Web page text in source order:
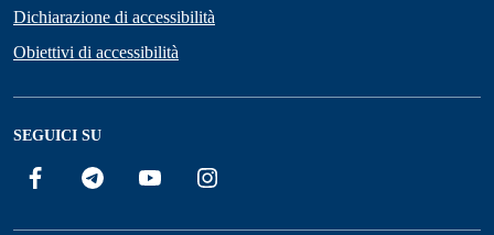
Dichiarazione di accessibilità
Obiettivi di accessibilità
SEGUICI SU
Facebook Telegram YouTube